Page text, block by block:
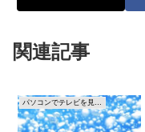
関連記事
パソコンでテレビを見る方法